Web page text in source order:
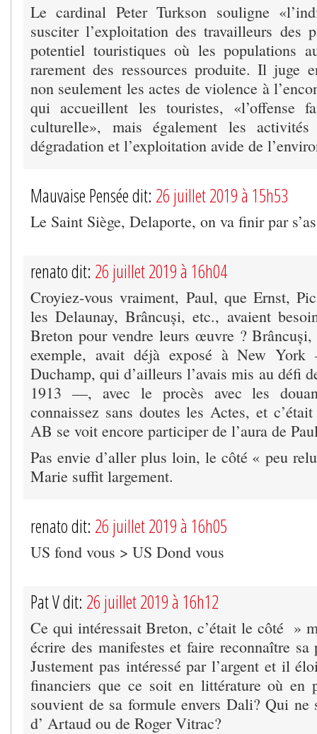
Le cardinal Peter Turkson souligne
susciter l’exploitation des travailleurs des
potentiel touristiques où les populations
rarement des ressources produite. Il juge
non seulement les actes de violence à
qui accueillent les touristes, «l’offense
culturelle», mais également les
dégradation et l’exploitation avide de
Mauvaise Pensée dit: 26 juillet 2019 à 15h53
Le Saint Siège, Delaporte, on va finir par
renato dit: 26 juillet 2019 à 16h04
Croyiez-vous vraiment, Paul, que Ernst,
les Delaunay, Brâncuși, etc., avaient
Breton pour vendre leurs œuvre ? Brâncuși,
exemple, avait déjà exposé à New
Duchamp, qui d’ailleurs l’avais mis au défi
1913 —, avec le procès avec les
connaissez sans doutes les Actes, et
AB se voit encore participer de l’aura de
Pas envie d’aller plus loin, le côté « peu
Marie suffit largement.
renato dit: 26 juillet 2019 à 16h05
US fond vous > US Dond vous
Pat V dit: 26 juillet 2019 à 16h12
Ce qui intéressait Breton, c’était le côté »
écrire des manifestes et faire reconnaître sa
Justement pas intéressé par l’argent et il
financiers que ce soit en littérature où en
souvient de sa formule envers Dali? Qui ne
d’ Artaud ou de Roger Vitrac?